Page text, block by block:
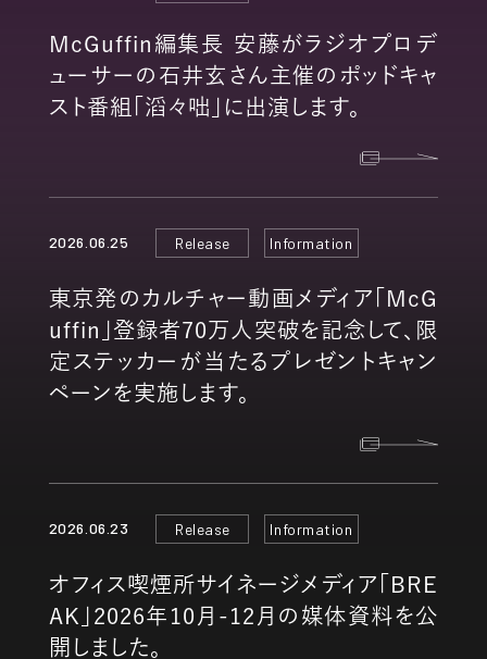
McGuffin編集長 安藤がラジオプロデ
ューサーの石井玄さん主催のポッドキャ
スト番組「滔々咄」に出演します。
2026.06.25 Release Information
東京発のカルチャー動画メディア「McG
uffin」登録者70万人突破を記念して、限
定ステッカーが当たるプレゼントキャン
ペーンを実施します。
2026.06.23 Release Information
オフィス喫煙所サイネージメディア「BRE
AK」2026年10月-12月の媒体資料を公
開しました。